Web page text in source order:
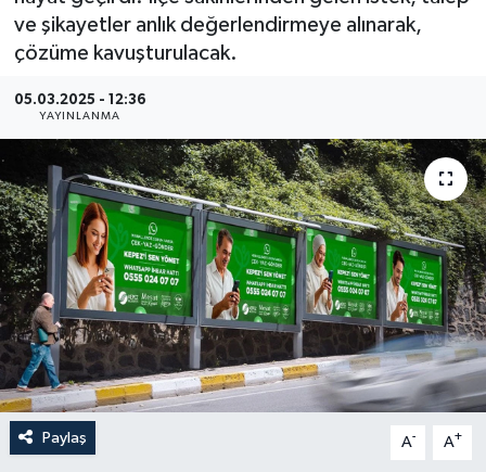
ve şikayetler anlık değerlendirmeye alınarak,
çözüme kavuşturulacak.
05.03.2025 - 12:36
YAYINLANMA
Paylaş A- A+
Günün Manşetleri
Haber Kuşakları
Haberler
KANALV Spor
Kültür Sanat
Magazin
Öğle Bülteni
Sağlık
Haber Arşivi